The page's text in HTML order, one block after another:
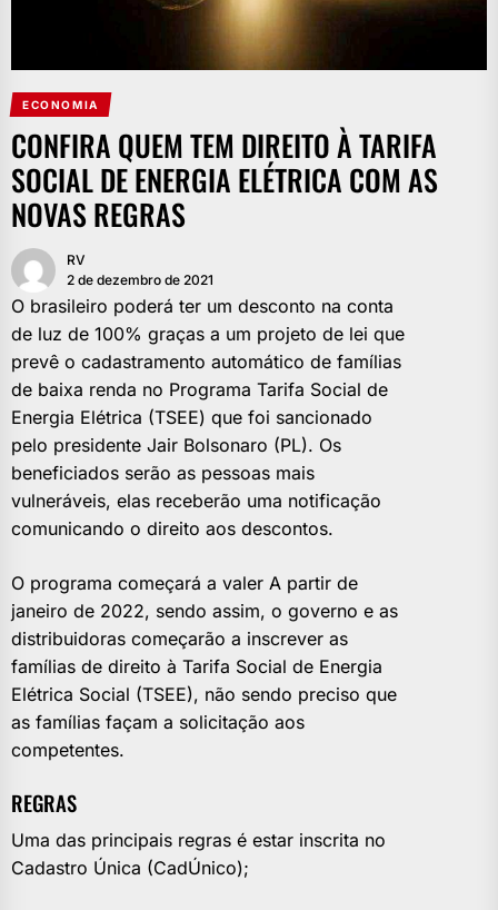
ECONOMIA
CONFIRA QUEM TEM DIREITO À TARIFA
SOCIAL DE ENERGIA ELÉTRICA COM AS
NOVAS REGRAS
RV
2 de dezembro de 2021
O brasileiro poderá ter um desconto na conta
de luz de 100% graças a um projeto de lei que
prevê o cadastramento automático de famílias
de baixa renda no Programa Tarifa Social de
Energia Elétrica (TSEE) que foi sancionado
pelo presidente Jair Bolsonaro (PL). Os
beneficiados serão as pessoas mais
vulneráveis, elas receberão uma notificação
comunicando o direito aos descontos.
O programa começará a valer A partir de
janeiro de 2022, sendo assim, o governo e as
distribuidoras começarão a inscrever as
famílias de direito à Tarifa Social de Energia
Elétrica Social (TSEE), não sendo preciso que
as famílias façam a solicitação aos
competentes.
REGRAS
Uma das principais regras é estar inscrita no
Cadastro Única (CadÚnico);